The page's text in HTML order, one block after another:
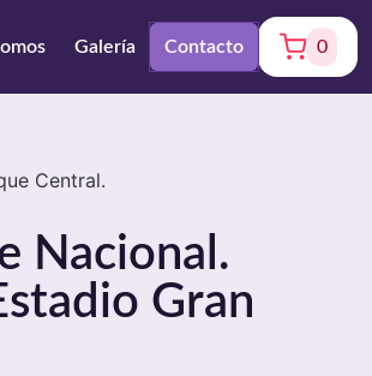
Galería Contacto 0
Central.
Nacional.
Gran